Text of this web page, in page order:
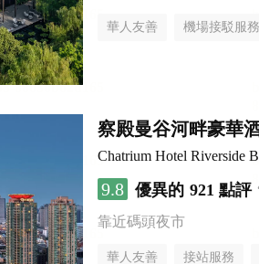
華人友善 機場接駁服務
察殿曼谷河畔豪華
Chatrium Hotel Riverside
9.8 優異的 921 點評
靠近碼頭夜市
華人友善 接站服務